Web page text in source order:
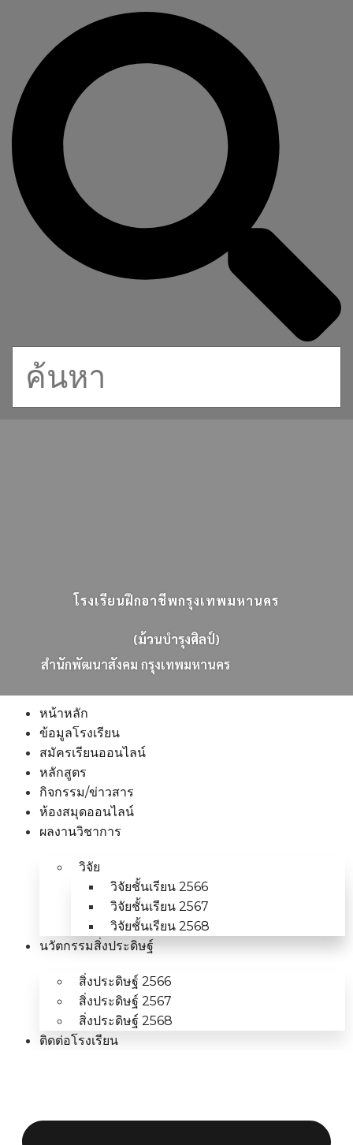
โรงเรียนฝึกอาชีพกรุงเทพมหานคร
(ม้วนบำรุงศิลป์)
สนกพฒนาสงคม กรงเทพมหานคร
หน้าหลัก
ข้อมูลโรงเรียน
สมัครเรียนออนไลน์
หลักสูตร
กิจกรรม/ข่าวสาร
ห้องสมุดออนไลน์
ผลงานวิชาการ
วิจัย
วิจัยชั้นเรียน 2566
วิจัยชั้นเรียน 2567
วิจัยชั้นเรียน 2568
นวัตกรรมสิ่งประดิษฐ์
สิ่งประดิษฐ์ 2566
สิ่งประดิษฐ์ 2567
สิ่งประดิษฐ์ 2568
ติดต่อโรงเรียน